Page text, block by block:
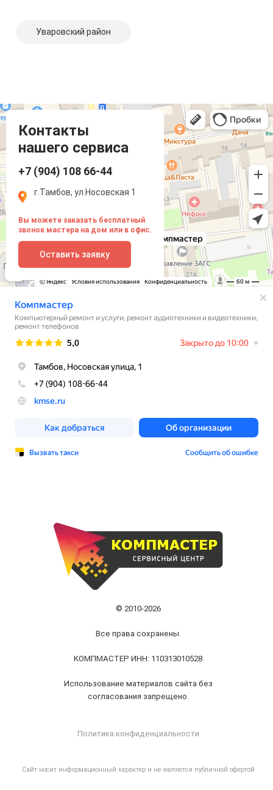
Уваровский район
Контакты
нашего сервиса
+7 (904) 108 66-44
г.Тамбов, ул.Носовская 1
Вы можете заказать бесплатный
звонок мастера на дом или в офис.
Оставить заявку
Компмастер
Тамбов
Носовская улица, 1
© 2010-2026
Все права сохранены.
КОМПМАСТЕР ИНН: 110313010528
Использование материалов сайта без
согласования запрещено.
Политика конфиденциальности
Cайт носит информационный характер и не является публичной офертой